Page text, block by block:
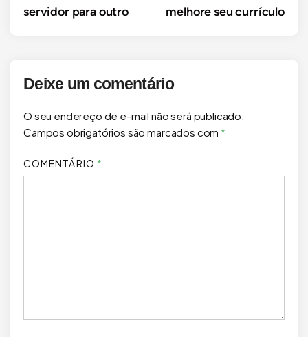
servidor para outro
melhore seu currículo
Deixe um comentário
O seu endereço de e-mail não será publicado.
Campos obrigatórios são marcados com*
COMENTÁRIO *